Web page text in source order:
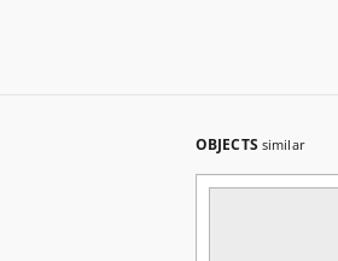
OBJECTS similar